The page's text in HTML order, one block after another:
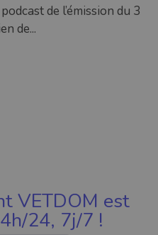
de l’émission du 3
de...
VETDOM est
24, 7j/7 !